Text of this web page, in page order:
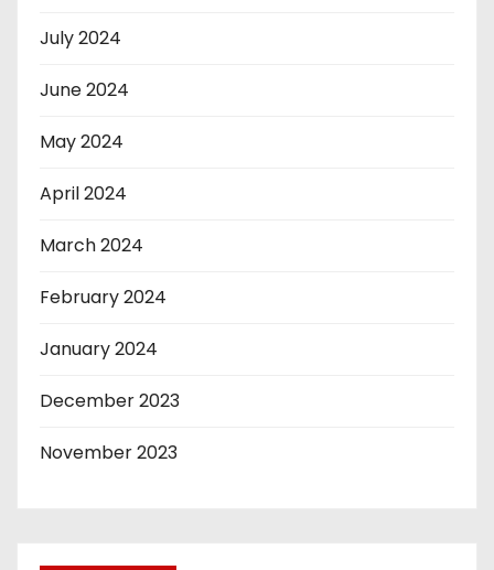
July 2024
June 2024
May 2024
April 2024
March 2024
February 2024
January 2024
December 2023
November 2023